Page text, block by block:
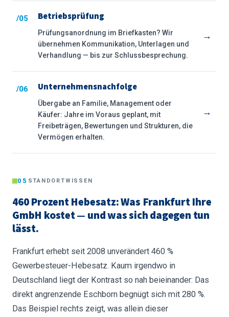
/05 Betriebsprüfung
Prüfungsanordnung im Briefkasten? Wir
übernehmen Kommunikation, Unterlagen und
Verhandlung — bis zur Schlussbesprechung.
→
/06 Unternehmensnachfolge
Übergabe an Familie, Management oder
Käufer: Jahre im Voraus geplant, mit
Freibeträgen, Bewertungen und Strukturen, die
Vermögen erhalten.
→
05 STANDORTWISSEN
460 Prozent Hebesatz: Was Frankfurt Ihre
GmbH kostet — und was sich dagegen tun
lässt.
Frankfurt erhebt seit 2008 unverändert 460 %
Gewerbesteuer-Hebesatz. Kaum irgendwo in
Deutschland liegt der Kontrast so nah beieinander: Das
direkt angrenzende Eschborn begnügt sich mit 280 %.
Das Beispiel rechts zeigt, was allein dieser